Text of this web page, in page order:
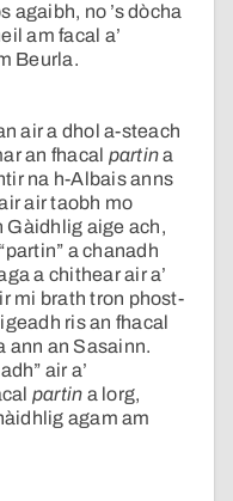
agaibh, no ’s dòcha
am facal a’
Beurla.
air a dhol a-steach
an fhacal partina
na h-Albais anns
air taobh mo
Gàidhlig aige ach,
a chanadh
a chithear air a’
mi brath tron phost-
ris an fhacal
ann an Sasainn.
air a’
partin a lorg,
agam am